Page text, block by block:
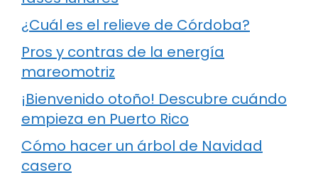
¿Cuál es el relieve de Córdoba?
Pros y contras de la energía
mareomotriz
¡Bienvenido otoño! Descubre cuándo
empieza en Puerto Rico
Cómo hacer un árbol de Navidad
casero